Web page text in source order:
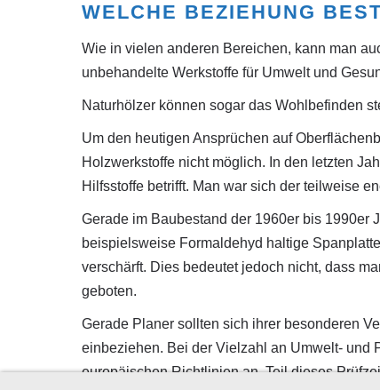
WELCHE BEZIEHUNG
Wie in vielen anderen Bereichen, kann man
unbehandelte Werkstoffe für Umwelt und
Naturhölzer können sogar das Wohlbefinden
Um den heutigen Ansprüchen auf
Holzwerkstoffe nicht möglich. In den letzten
Hilfsstoffe betrifft. Man war sich der teilweise
Gerade im Baubestand der 1960er bis 1990er
beispielsweise Formaldehyd haltige
verschärft. Dies bedeutet jedoch nicht, dass
geboten.
Gerade Planer sollten sich ihrer besonderen
einbeziehen. Bei der Vielzahl an Umwelt- und
europäischen Richtlinien an. Teil dieses